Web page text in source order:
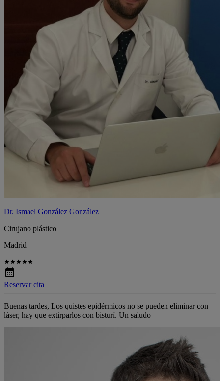
Dr. Ismael González González
Cirujano plástico
Madrid
Reservar cita
Buenas tardes, Los quistes epidérmicos no se pueden eliminar con
láser, hay que extirparlos con bisturí. Un saludo